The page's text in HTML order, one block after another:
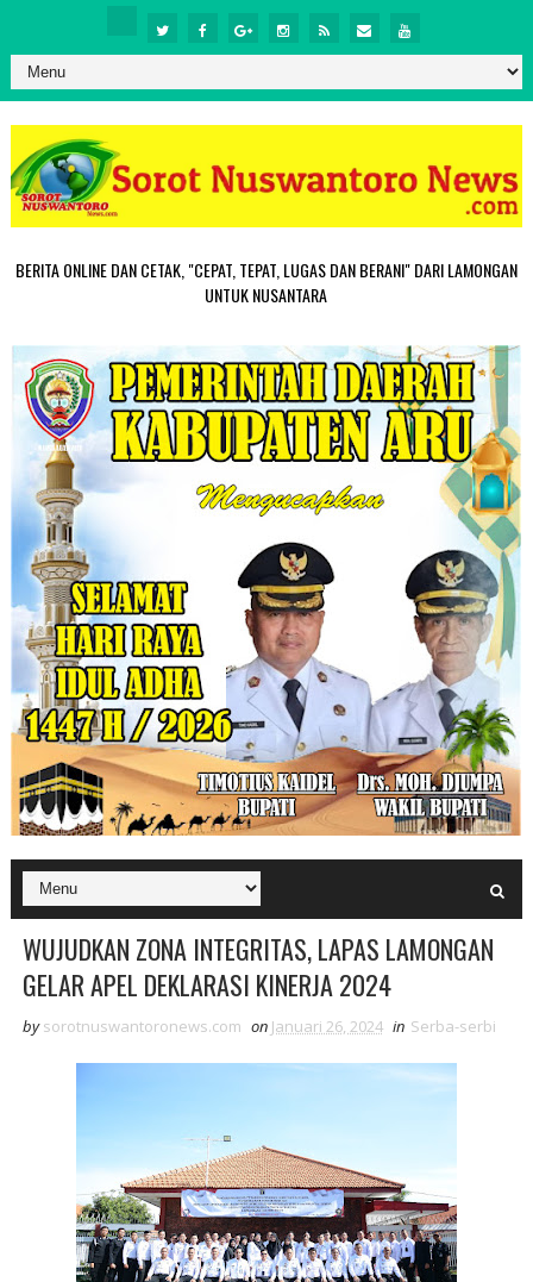
BERITA ONLINE DAN CETAK, "CEPAT, TEPAT, LUGAS DAN BERANI" DARI LAMONGAN
UNTUK NUSANTARA
WUJUDKAN ZONA INTEGRITAS, LAPAS LAMONGAN
GELAR APEL DEKLARASI KINERJA 2024
by sorotnuswantoronews.com on Januari 26, 2024 in Serba-serbi